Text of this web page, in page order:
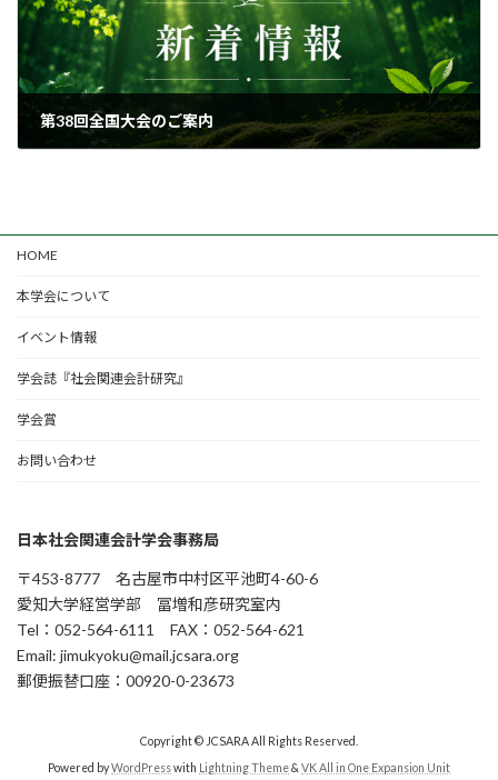
第38回全国大会のご案内
HOME
本学会について
イベント情報
学会誌『社会関連会計研究』
学会賞
お問い合わせ
日本社会関連会計学会事務局
〒453-8777 名古屋市中村区平池町4-60-6
愛知大学経営学部 冨増和彦研究室内
Tel：052-564-6111 FAX：052-564-621
Email: jimukyoku@mail.jcsara.org
郵便振替口座：00920-0-23673
Copyright © JCSARA All Rights Reserved.
Powered byWordPresswith Lightning Theme& VK All in One Expansion Unit